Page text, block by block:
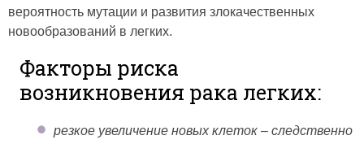
вероятность мутации и развития злокачественных
новообразований в легких.
Факторы риска
возникновения рака легких:
резкое увеличение новых клеток – следственно